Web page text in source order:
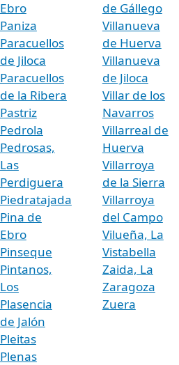
Ebro
Paniza
Paracuellos
de Jiloca
Paracuellos
de la Ribera
Pastriz
Pedrola
Pedrosas,
Las
Perdiguera
Piedratajada
Pina de
Ebro
Pinseque
Pintanos,
Los
Plasencia
de Jalón
Pleitas
Plenas
de Gállego
Villanueva
de Huerva
Villanueva
de Jiloca
Villar de los
Navarros
Villarreal de
Huerva
Villarroya
de la Sierra
Villarroya
del Campo
Vilueña, La
Vistabella
Zaida, La
Zaragoza
Zuera